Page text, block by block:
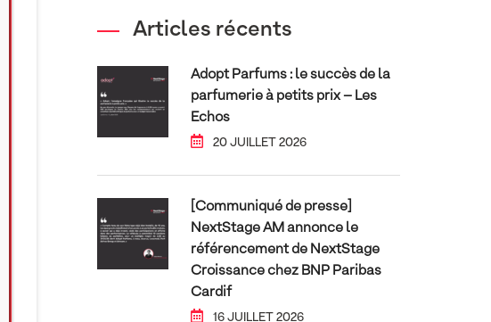
Articles récents
Adopt Parfums : le succès de la
parfumerie à petits prix – Les
Echos
20 JUILLET 2026
[Communiqué de presse]
NextStage AM annonce le
référencement de NextStage
Croissance chez BNP Paribas
Cardif
16 JUILLET 2026